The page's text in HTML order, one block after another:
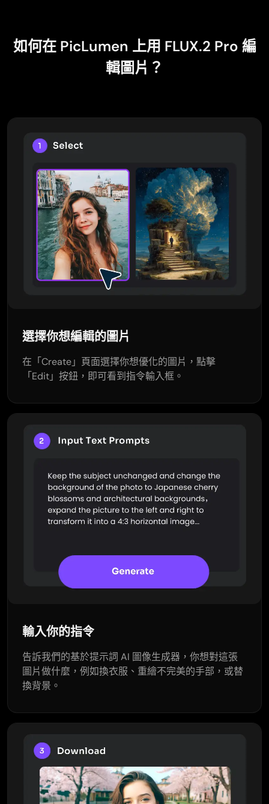
如何在 PicLumen 上用 FLUX.2 Pro 編
輯圖片？
選擇你想編輯的圖片
在「Create」頁面選擇你想優化的圖片，點擊
「Edit」按鈕，即可看到指令輸入框。
輸入你的指令
告訴我們的基於提示詞 AI 圖像生成器，你想對這張
圖片做什麼，例如換衣服、重繪不完美的手部，或替
換背景。